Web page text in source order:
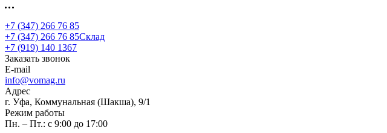
+7 (347) 266 76 85
+7 (347) 266 76 85Склад
+7 (919) 140 1367
Заказать звонок
E-mail
info@vomag.ru
Адрес
г. Уфа, Коммунальная (Шакша), 9/1
Режим работы
Пн. – Пт.: с 9:00 до 17:00